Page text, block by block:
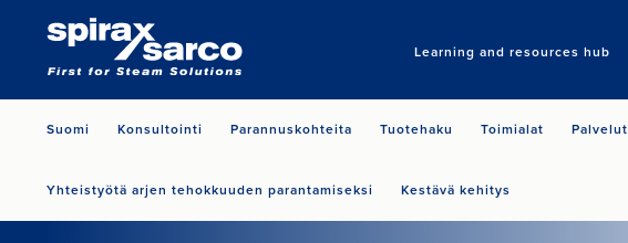
Learning and resources hub
Suomi Konsultointi Parannuskohteita Tuotehaku Toimialat Palvelut
Yhteistyötä arjen tehokkuuden parantamiseksi Kestävä kehitys